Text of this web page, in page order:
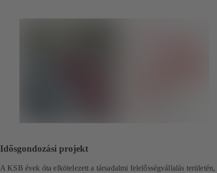
Idősgondozási projekt
A KSB évek óta elkötelezett a társadalmi felelősségvállalás területén,